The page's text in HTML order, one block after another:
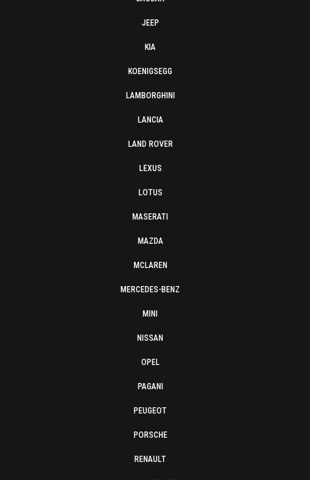
JEEP
KIA
KOENIGSEGG
LAMBORGHINI
LANCIA
LAND ROVER
LEXUS
LOTUS
MASERATI
MAZDA
MCLAREN
MERCEDES-BENZ
MINI
NISSAN
OPEL
PAGANI
PEUGEOT
PORSCHE
RENAULT